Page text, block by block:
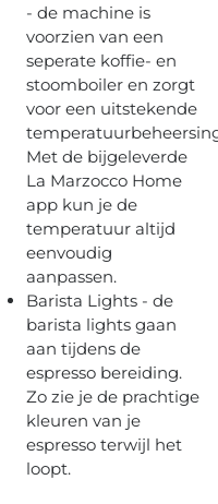
- de machine is
voorzien van een
seperate koffie- en
stoomboiler en zorgt
voor een uitstekende
Met de bijgeleverde
La Marzocco Home
app kun je de
temperatuur altijd
eenvoudig
aanpassen.
Barista Lights - de
barista lights gaan
aan tijdens de
espresso bereiding.
Zo zie je de prachtige
kleuren van je
espresso terwijl het
loopt.